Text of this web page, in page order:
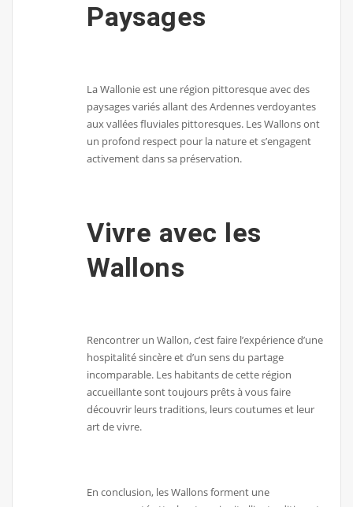
Paysages
La Wallonie est une région pittoresque avec des
paysages variés allant des Ardennes verdoyantes
aux vallées fluviales pittoresques. Les Wallons ont
un profond respect pour la nature et s’engagent
activement dans sa préservation.
Vivre avec les
Wallons
Rencontrer un Wallon, c’est faire l’expérience d’une
hospitalité sincère et d’un sens du partage
incomparable. Les habitants de cette région
accueillante sont toujours prêts à vous faire
découvrir leurs traditions, leurs coutumes et leur
art de vivre.
En conclusion, les Wallons forment une